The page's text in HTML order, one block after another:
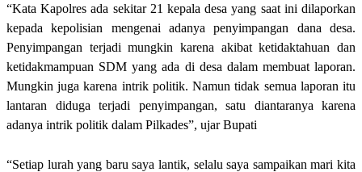
“Kata Kapolres ada sekitar 21 kepala desa yang saat ini dilaporkan
kepada kepolisian mengenai adanya penyimpangan dana desa.
Penyimpangan terjadi mungkin karena akibat ketidaktahuan dan
ketidakmampuan SDM yang ada di desa dalam membuat laporan.
Mungkin juga karena intrik politik. Namun tidak semua laporan itu
lantaran diduga terjadi penyimpangan, satu diantaranya karena
adanya intrik politik dalam Pilkades”, ujar Bupati
“Setiap lurah yang baru saya lantik, selalu saya sampaikan mari kita